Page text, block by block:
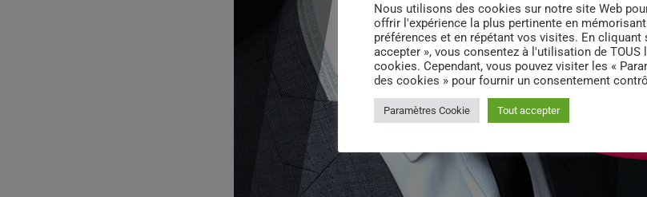
Nous utilisons des cookies sur notre site Web
offrir l'expérience la plus pertinente en
préférences et en répétant vos visites. En cliquant
accepter », vous consentez à l'utilisation de TOUS
cookies. Cependant, vous pouvez visiter les «
des cookies » pour fournir un consentement
Paramètres Cookie Tout accepter